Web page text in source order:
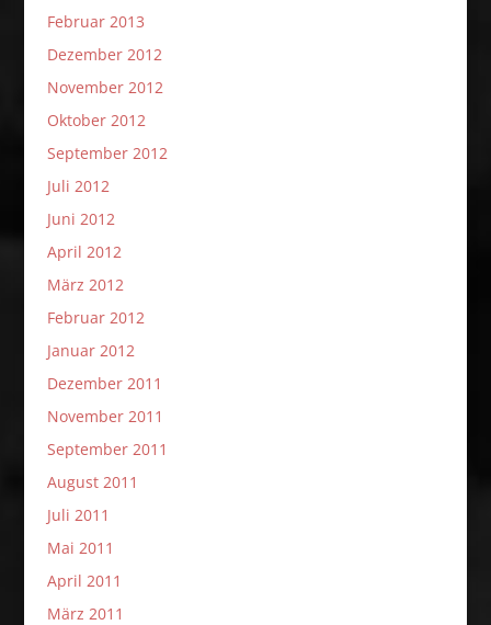
Februar 2013
Dezember 2012
November 2012
Oktober 2012
September 2012
Juli 2012
Juni 2012
April 2012
März 2012
Februar 2012
Januar 2012
Dezember 2011
November 2011
September 2011
August 2011
Juli 2011
Mai 2011
April 2011
März 2011